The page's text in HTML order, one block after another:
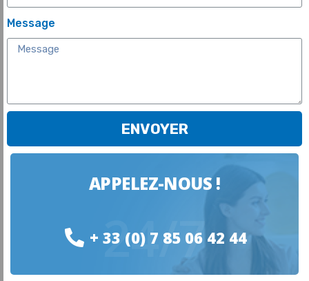
Message
ENVOYER
APPELEZ-NOUS !
+ 33 (0) 7 85 06 42 44
24/7